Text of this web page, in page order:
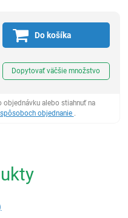
Do košíka
Dopytovať väčšie množstvo
alebo stiahnuť na
objednanie .